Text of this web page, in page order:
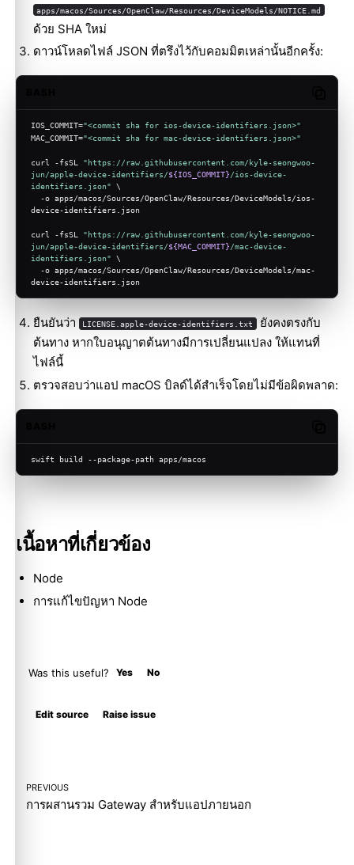
apps/macos/Sources/OpenClaw/Resources/DeviceModels/NOTICE.md
ด้วย SHA ใหม่
ดาวน์โหลดไฟล์ JSON ที่ตรึงไว้กับคอมมิตเหล่านั้นอีกครั้ง:
IOS_COMMIT="<commit sha for ios-device-identifiers.json>"
MAC_COMMIT="<commit sha for mac-device-identifiers.json>"
curl -fsSL "https://raw.githubusercontent.com/kyle-seongwoo-
jun/apple-device-identifiers/${IOS_COMMIT}/ios-device-
identifiers.json" \
device-identifiers.json
curl -fsSL "https://raw.githubusercontent.com/kyle-seongwoo-
jun/apple-device-identifiers/${MAC_COMMIT}/mac-device-
identifiers.json" \
device-identifiers.json
ยืนยันว่า LICENSE.apple-device-identifiers.txt
ยังคงตรงกับ
ต้นทาง หากใบอนุญาตต้นทางมีการเปลี่ยนแปลง ให้แทนที่
ไฟล์นี้
ตรวจสอบว่าแอป macOS บิลด์ได้สำเร็จโดยไม่มีข้อผิดพลาด:
swift build --package-path apps/macos
เนื้อหาที่เกี่ยวข้อง
Node
การแก้ไขปัญหา Node
Was this useful? Yes No
Edit source Raise issue
PREVIOUS
การผสานรวม Gateway สำหรับแอปภายนอก